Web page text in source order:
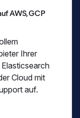
AWS, GCP
Ihrer
Cloud mit
auf.